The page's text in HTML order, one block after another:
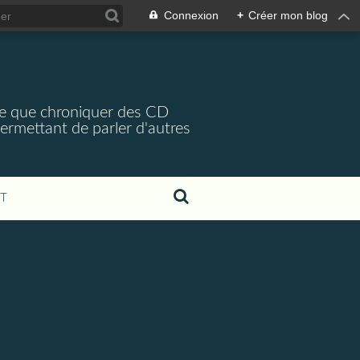
Connexion + Créer mon blog
que chroniquer des CD
de parler d'autres